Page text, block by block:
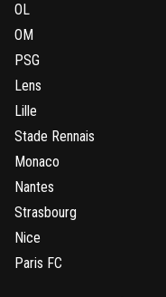
OL
OM
PSG
Lens
Lille
Stade Rennais
Monaco
Nantes
Strasbourg
Nice
Paris FC